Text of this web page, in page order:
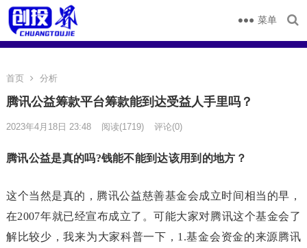
菜单
首页 分析
腾讯公益筹款平台筹款能到达受益人手里吗？
2023年4月18日 23:48 阅读(1719) 评论(0)
腾讯公益是真的吗?钱能不能到达该用到的地方？
这个当然是真的，腾讯公益慈善基金会成立时间相当的早，
在2007年就已经宣布成立了。可能大家对腾讯这个基金会了
解比较少，我来为大家科普一下，1.基金会资金的来源腾讯